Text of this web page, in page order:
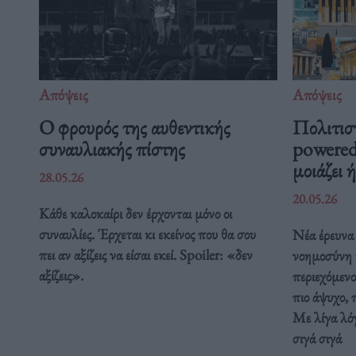
Απόψεις
O φρουρός της αυθεντικής
συναυλιακής πίστης
28.05.26
Κάθε καλοκαίρι δεν έρχονται μόνο οι
συναυλίες. Έρχεται κι εκείνος που θα σου
πει αν αξίζεις να είσαι εκεί. Spoiler: «δεν
αξίζεις».
Απόψεις
μοιάζει
20.05.26
Νέα έρευνα
νοημοσύνη
πιο άψυχο,
Με λίγα
σιγά σιγά